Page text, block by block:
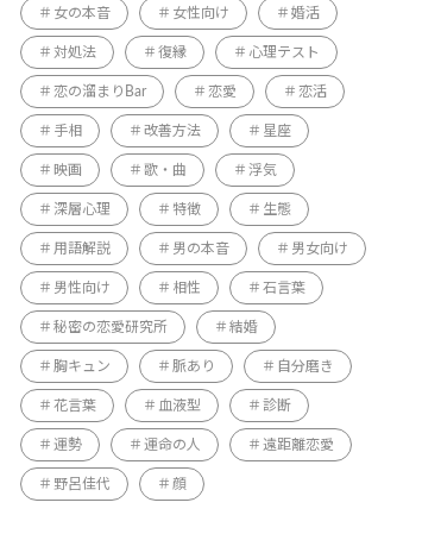
女の本音 女性向け 婚活
対処法 復縁 心理テスト
恋の溜まりBar 恋愛 恋活
手相 改善方法 星座
映画 歌・曲 浮気
深層心理 特徴 生態
用語解説 男の本音 男女向け
男性向け 相性 石言葉
秘密の恋愛研究所 結婚
胸キュン 脈あり 自分磨き
花言葉 血液型 診断
運勢 運命の人 遠距離恋愛
野呂佳代 顔